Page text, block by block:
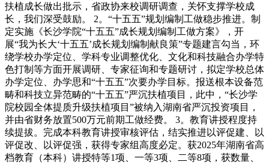
扶植成长做出批示，省政协来校调研调查，关怀支撑学校成
长，我们深受鼓励。 2。“十五五”规划编制工做稳步推进。制
定实施《长沙学院“十五五”成长规划编制工做方案》，开
展“我为长大‘十五五’成长规划编制献良策”专题建言勾当，环
绕学校办学定位、学科专业调整优化、文化和科技融合办学特
色打制等方面开展调研、专家征询和专题研讨，拟定学校总体
办学定位、办学思和“十五五”次要办学目标。报送根本设备范
畴和科技立异范畴的“十五五”严沉扶植项目，此中，“长沙学
院校园全体提质升级扶植项目”被纳入湖南省严沉投资项目，
并由省财务放置500万元前期工做经费。 3。教育讲授程度持
续提拔。完成本科教育讲授审核评估，结实推进以评促建、以
评促改、以评促强，获得专家组高度必定。获2025年湖南省高
档教育（本科）讲授特等1项、一等3项、二等8项，获数量、